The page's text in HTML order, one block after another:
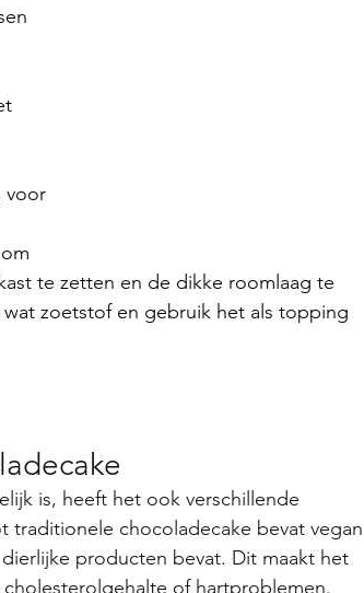
voor
te zetten en de dikke roomlaag te
zoetstof en gebruik het als topping
is, heeft het ook verschillende
chocoladecake bevat vegan
producten bevat. Dit maakt het
of hartproblemen.